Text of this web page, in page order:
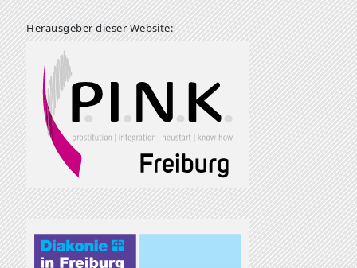
Herausgeber dieser Website: